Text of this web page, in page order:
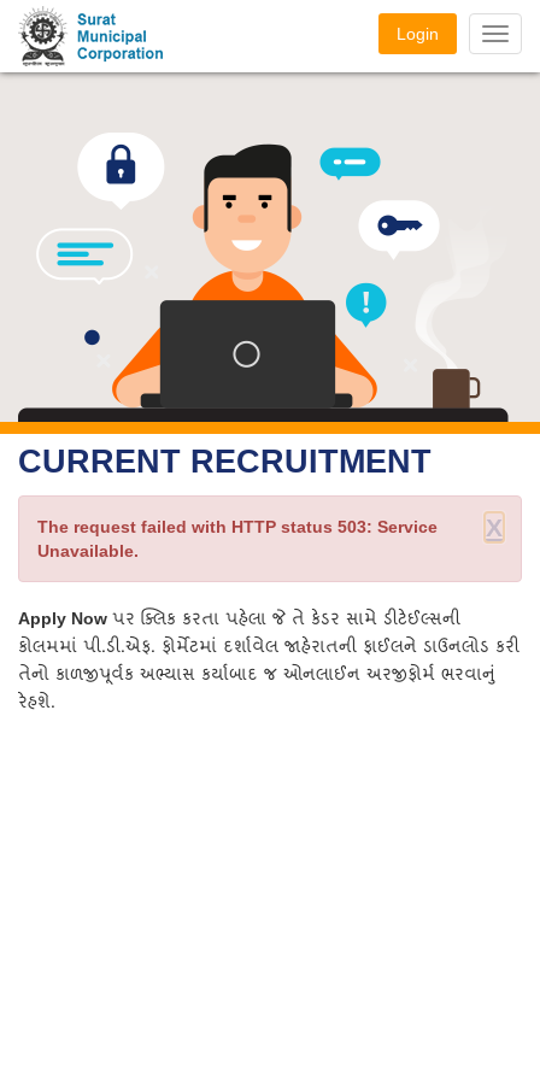
Login
RECRUITMENTS
CURRENT RECRUITMENT
X
The request failed with HTTP status 503: Service
Unavailable.
Apply Now પર ક્લિક કરતા પહેલા જે તે કેડર સામે ડીટેઈલ્સની
કોલમમાં પી.ડી.એફ. ફોર્મેટમાં દર્શાવેલ જાહેરાતની ફાઈલને ડાઉનલોડ કરી
તેનો કાળજીપૂર્વક અભ્યાસ કર્યાબાદ જ ઓનલાઈન અરજીફોર્મ ભરવાનું
રેહશે.